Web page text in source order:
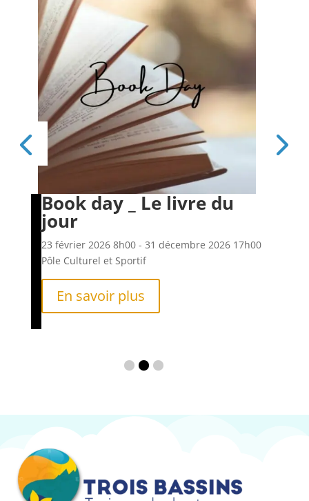
Book day _ Le livre du
jour
23 février 20268h00- 31 décembre 202617h00
Pôle Culturel et Sportif
En savoir plus